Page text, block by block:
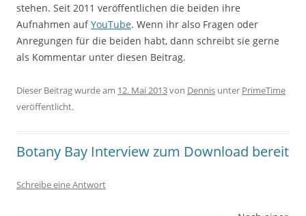
stehen. Seit 2011 veröffentlichen die beiden ihre
Aufnahmen aufYouTube. Wenn ihr also Fragen oder
Anregungen für die beiden habt, dann schreibt sie gerne
als Kommentar unter diesen Beitrag.
Dieser Beitrag wurde am 12. Mai 2013von Dennis unter PrimeTime
veröffentlicht.
Botany Bay Interview zum Download bereit
Schreibe eine Antwort